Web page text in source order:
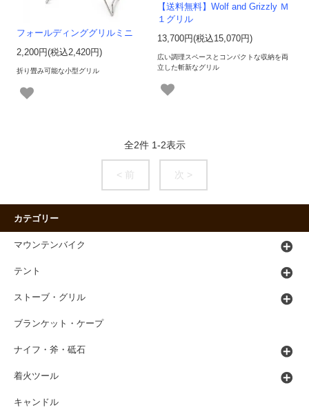
フォールディンググリルミニ
2,200円(税込2,420円)
折り畳み可能な小型グリル
【送料無料】Wolf and Grizzly Ｍ
１グリル
13,700円(税込15,070円)
広い調理スペースとコンパクトな収納を両
立した斬新なグリル
全2件 1-2表示
< 前 次 >
カテゴリー
マウンテンバイク
テント
ストーブ・グリル
ブランケット・ケープ
ナイフ・斧・砥石
着火ツール
キャンドル